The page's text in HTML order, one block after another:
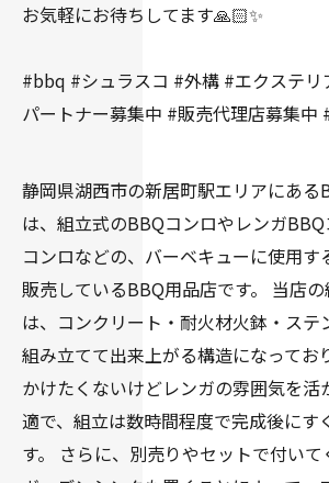
お気軽にお待ちしてます🙏🏻✨
#bbq #シュラスコ #外構 #エクステ
パートナー募集中 #販売代理店募集中
静岡県湖西市の新居町駅エリアにある
は、組立式のBBQコンロやレンガ
コンロなどの、バーベキューに使用す
販売しているBBQ用品店です。 当店
は、コンクリート・耐火材火鉢・ステ
組み立てて出来上がる構造になってお
かけたくないけどレンガの雰囲気を活
適で、組立は数時間程度で完成後にす
す。 さらに、別売りやセットで付い